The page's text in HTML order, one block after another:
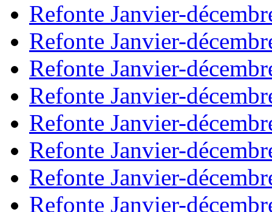
Refonte Janvier-
Refonte Janvier-
Refonte Janvier-
Refonte Janvier-
Refonte Janvier-
Refonte Janvier-
Refonte Janvier-
Refonte Janvier-